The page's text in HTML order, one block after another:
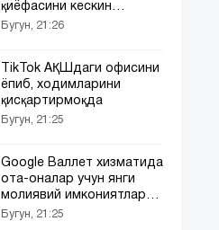
қиёфасини кескин
ўзгартирди
Бугун, 21:26
TikTok АҚШдаги офисини
ёпиб, ходимларини
қисқартирмоқда
Бугун, 21:25
Google Валлет хизматида
ота-оналар учун янги
молиявий имкониятлар
яратилди
Бугун, 21:25